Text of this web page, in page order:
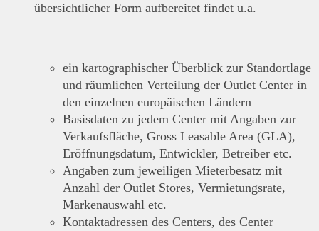
übersichtlicher Form aufbereitet findet u.a.
ein kartographischer Überblick zur Standortlage
und räumlichen Verteilung der Outlet Center in
den einzelnen europäischen Ländern
Basisdaten zu jedem Center mit Angaben zur
Verkaufsfläche, Gross Leasable Area (GLA),
Eröffnungsdatum, Entwickler, Betreiber etc.
Angaben zum jeweiligen Mieterbesatz mit
Anzahl der Outlet Stores, Vermietungsrate,
Markenauswahl etc.
Kontaktadressen des Centers, des Center